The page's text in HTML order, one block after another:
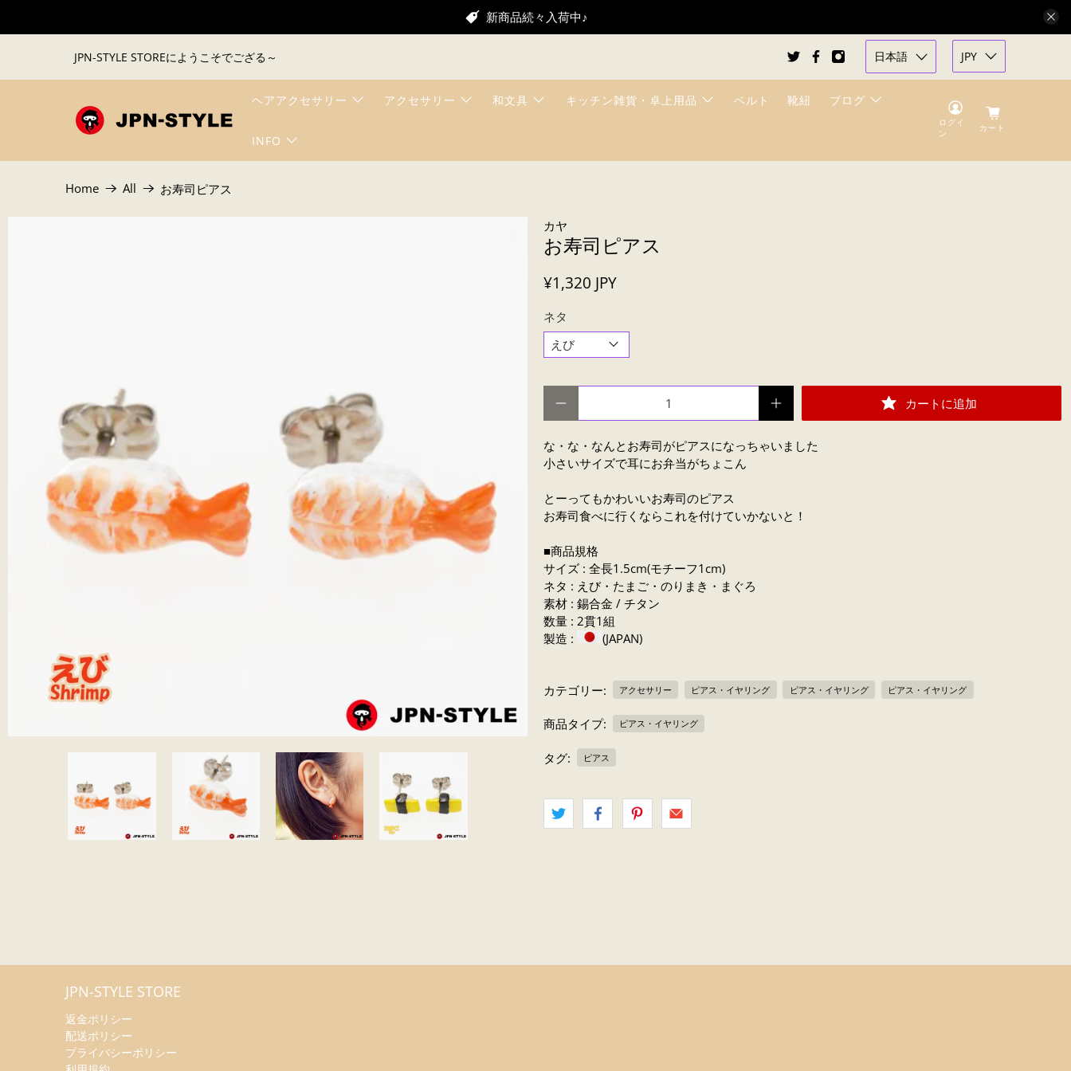
新商品続々入荷中♪
JPN-STYLE STOREにようこそでござる～ 日本語 JPY
ヘアアクセサリー アクセサリー 和文具 キッチン雑貨・卓上用品 ベルト 靴紐 ブログ
INFO
ログイ
ン
カート
Home All お寿司ピアス
カヤ
お寿司ピアス
¥1,320 JPY
ネタ
カートに追加
な・な・なんとお寿司がピアスになっちゃいました
小さいサイズで耳にお弁当がちょこん
とーってもかわいいお寿司のピアス
お寿司食べに行くならこれを付けていかないと！
■商品規格
サイズ : 全長1.5cm(モチーフ1cm)
ネタ : えび・たまご・のりまき・まぐろ
素材 : 錫合金 / チタン
数量 : 2貫1組
製造 :
(JAPAN)
カテゴリー: アクセサリー ピアス・イヤリング ピアス・イヤリング ピアス・イヤリング
商品タイプ: ピアス・イヤリング
タグ: ピアス
JPN-STYLE STORE
返金ポリシー
配送ポリシー
プライバシーポリシー